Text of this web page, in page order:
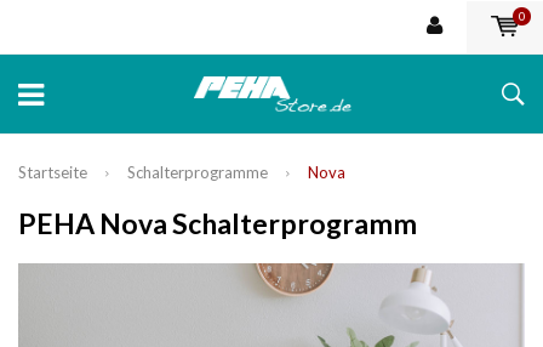
0
Startseite Schalterprogramme Nova
PEHA Nova Schalterprogramm